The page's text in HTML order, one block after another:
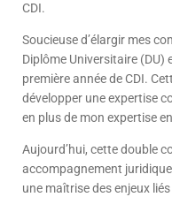
CDI.
Soucieuse d’élargir mes
Diplôme Universitaire
première année de CDI.
développer une expertise
en plus de mon expertise
Aujourd’hui, cette double
accompagnement
une maîtrise des enjeux